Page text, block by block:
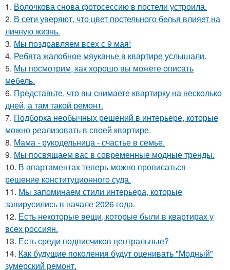
1. Волочкова снова фотосессию в постели устроила.
2. В сети уверяют, что цвет постельного белья влияет на
личную жизнь.
3. Мы поздравляем всех с 9 мая!
4. Ребята жалобное мяуканье в квартире услышали.
5. Мы посмотрим, как хорошо вы можете описать
мебель.
6. Представьте, что вы снимаете квартирку на несколько
дней, а там такой ремонт.
7. Подборка необычных решений в интерьере, которые
можно реализовать в своей квартире.
8. Мама - рукодельница - счастье в семье.
9. Мы посвящаем вас в современные модные тренды.
10. В апартаментах теперь можно прописаться -
решение конституционного суда.
11. Мы запоминаем стили интерьера, которые
завирусились в начале 2026 года.
12. Есть некоторые вещи, которые были в квартирах у
всех россиян.
13. Есть среди подписчиков центральные?
14. Как будущие поколения будут оценивать "Модный"
зумерский ремонт.